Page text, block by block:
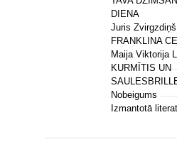
DIENA
Juris Zvirgzdiņš
FRANKLINA
Maija Viktorija
KURMĪTIS UN
Nobeigums
Izmantotā